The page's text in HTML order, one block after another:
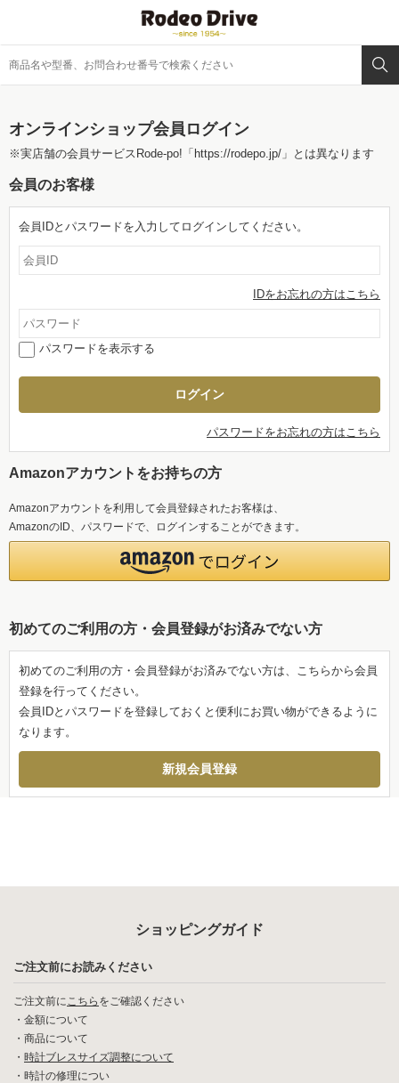
オンラインショップ会員ログイン
※実店舗の会員サービスRode-po! 「https://rodepo.jp/」 とは異なります
会員のお客様
会員IDとパスワードを入力してログインしてください。
IDをお忘れの方はこちら
パスワードを表示する
パスワードをお忘れの方はこちら
Amazonアカウントをお持ちの方
Amazonアカウントを利用して会員登録されたお客様は、
AmazonのID、パスワードで、ログインすることができます。
初めてのご利用の方・会員登録がお済みでない方
初めてのご利用の方・会員登録がお済みでない方は、こちらから会員
登録を行ってください。
会員IDとパスワードを登録しておくと便利にお買い物ができるように
なります。
ショッピングガイド
ご注文前にお読みください
ご注文前にこちら をご確認ください
・ 金額について
・ 商品について
・ 時計ブレスサイズ調整について
・ 時計の修理につい